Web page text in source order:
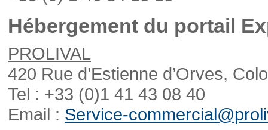
Hébergement du portail
PROLIVAL
420 Rue d’Estienne d’Orves,
Tel : +33 (0)1 41 43 08 40
Email : Service-